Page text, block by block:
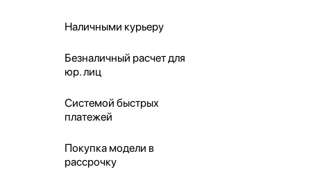
Наличными курьеру
Безналичный расчет для
юр. лиц
Системой быстрых
платежей
Покупка модели в
рассрочку